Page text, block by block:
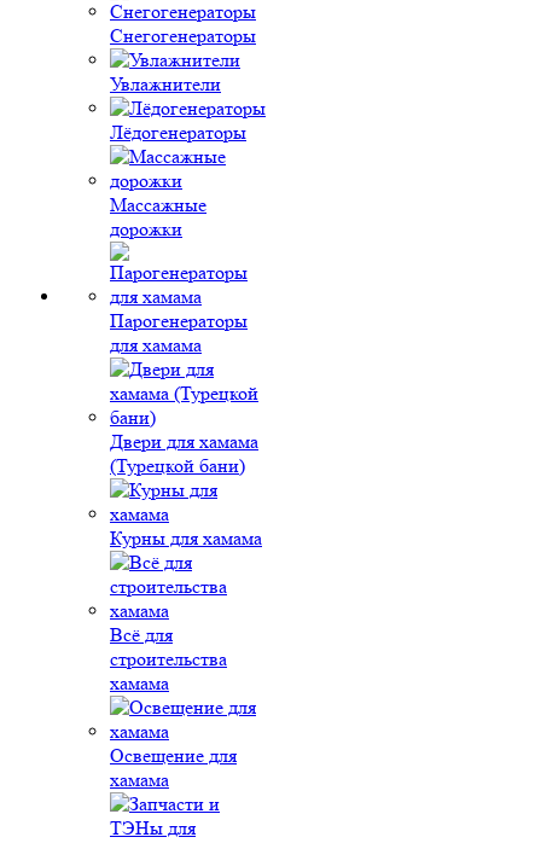
Снегогенераторы
Увлажнители
Лёдогенераторы
Массажные
дорожки
Парогенераторы
для хамама
Двери для хамама
(Турецкой бани)
Курны для хамама
Всё для
строительства
хамама
Освещение для
хамама